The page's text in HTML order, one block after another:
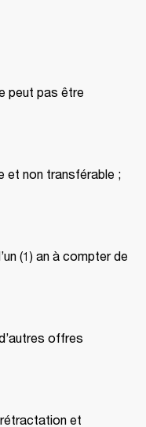
peut pas être
et non transférable ;
(1) an à compter de
offres
et